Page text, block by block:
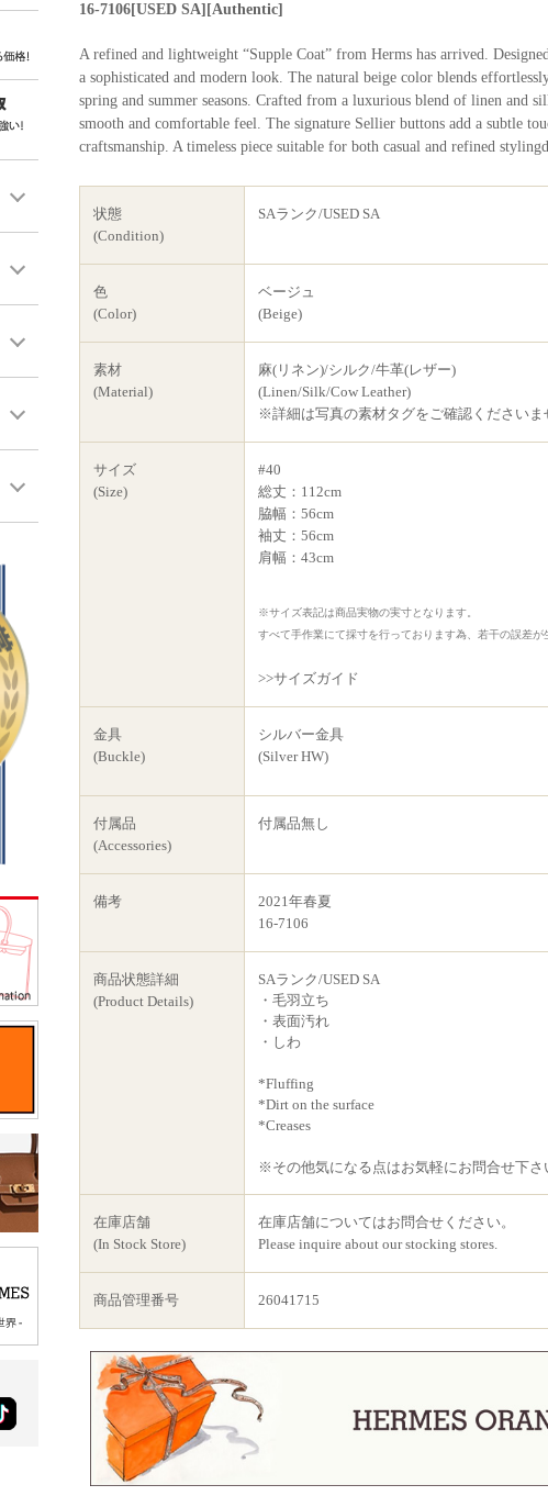
16-7106[USED SA][Authentic]
A refined and lightweight “Supple Coat” from Herms has arrived.
a sophisticated and modern look. The natural beige color blends
spring and summer seasons. Crafted from a luxurious blend of linen and
smooth and comfortable feel. The signature Sellier buttons add a subtle
craftsmanship. A timeless piece suitable for both casual and refined
状態
(Condition)
SAランク/USED SA
色
(Color)
ベージュ
(Beige)
素材
(Material)
麻(リネン)/シルク/牛革(レザー)
(Linen/Silk/Cow Leather)
※詳細は写真の素材タグをご確認くださいま
サイズ
(Size)
#40
総丈：112cm
脇幅：56cm
袖丈：56cm
肩幅：43cm
※サイズ表記は商品実物の実寸となります。
すべて手作業にて採寸を行っております為、若干の誤差
>>サイズガイド
金具
(Buckle)
シルバー金具
(Silver HW)
付属品
(Accessories)
付属品無し
備考
2021年春夏
16-7106
商品状態詳細
(Product Details)
SAランク/USED SA
・毛羽立ち
・表面汚れ
・しわ
*Fluffing
*Dirt on the surface
*Creases
※その他気になる点はお気軽にお問合せ下さ
在庫店舗
(In Stock Store)
在庫店舗についてはお問合せください。
Please inquire about our stocking stores.
商品管理番号 26041715